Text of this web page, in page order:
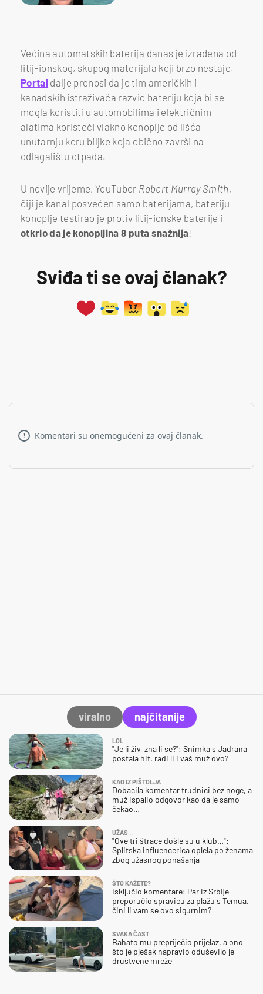
Većina automatskih baterija danas je izrađena od
litij-ionskog, skupog materijala koji brzo nestaje.
Portal dalje prenosi da je tim američkih i
kanadskih istraživača razvio bateriju koja bi se
mogla koristiti u automobilima i električnim
alatima koristeći vlakno konoplje od lišća –
unutarnju koru biljke koja obično završi na
odlagalištu otpada.
U novije vrijeme, YouTuber Robert Murray Smith ,
čiji je kanal posvećen samo baterijama, bateriju
konoplje testirao je protiv litij-ionske baterije i
otkrio da je konopljina 8 puta snažnija!
Sviđa ti se ovaj članak?
! Komentari su onemogućeni za ovaj članak.
viralno najčitanije
LOL
"Je li živ, zna li se?": Snimka s Jadrana
postala hit, radi li i vaš muž ovo?
KAO IZ PIŠTOLJA
Dobacila komentar trudnici bez noge, a
muž ispalio odgovor kao da je samo
čekao…
UŽAS…
"Ove tri štrace došle su u klub…":
Splitska influencerica oplela po ženama
zbog užasnog ponašanja
ŠTO KAŽETE?
Isključio komentare: Par iz Srbije
preporučio spravicu za plažu s Temua,
čini li vam se ovo sigurnim?
SVAKA ČAST
Bahato mu prepriječio prijelaz, a ono
što je pješak napravio oduševilo je
društvene mreže